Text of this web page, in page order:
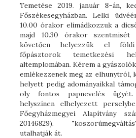
Temetése 2019. január 8-án,
Főszékesegyházban. Lelki
10.00 órakor elimádkozzuk a
majd 10.30 órakor
követően helyezzük el
főpásztorok temetkezési
altemplomában. Kérem a
emlékezzenek meg az elhunytról,
helyett pedig adományaikkal
oly fontos papnevelés ügyét.
helyszínen elhelyezett
Főegyházmegyei Alapítvány
20146829),
utalhatják át.